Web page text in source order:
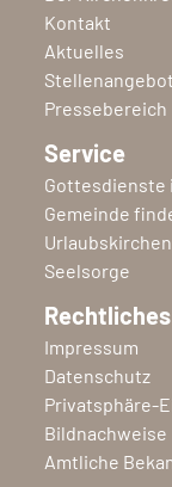
Kontakt
Aktuelles
Pressebereich
Service
Gottesdienste
Gemeinde
Urlaubskirchen
Seelsorge
Rechtliches
Impressum
Datenschutz
Privatsphäre-
Bildnachweise
Amtliche